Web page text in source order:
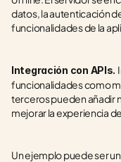
datos, la autenticación
funcionalidades de la
Integración con APIs.
funcionalidades como
terceros pueden añadir
mejorar la experiencia
Un ejemplo puede ser